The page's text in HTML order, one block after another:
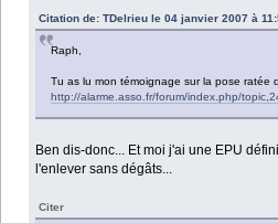
Citation de: TDelrieu le 04 janvier 2007 à
Raph,
Tu as lu mon témoignage sur la pose ratée
http://alarme.asso.fr/forum/index.php/
Ben dis-donc... Et moi j'ai une EPU
l'enlever sans dégâts...
Citer